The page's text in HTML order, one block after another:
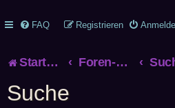
FAQ Registrieren
Startseite Foren-Übersicht
Suche